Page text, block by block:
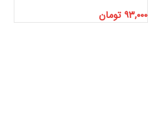
۹۳,۰۰۰ تومان